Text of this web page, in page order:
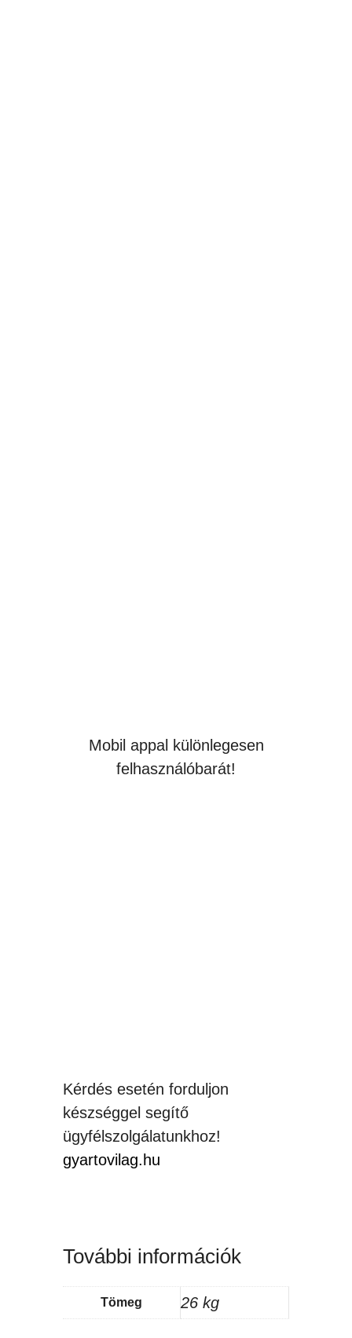
Mobil appal különlegesen
felhasználóbarát!
Kérdés esetén forduljon
készséggel segítő
ügyfélszolgálatunkhoz!
gyartovilag.hu
További információk
Tömeg 26 kg